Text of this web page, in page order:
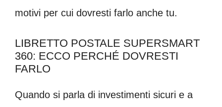
motivi per cui dovresti farlo anche tu.
LIBRETTO POSTALE SUPERSMART
360: ECCO PERCHÉ DOVRESTI
FARLO
Quando si parla di investimenti sicuri e a